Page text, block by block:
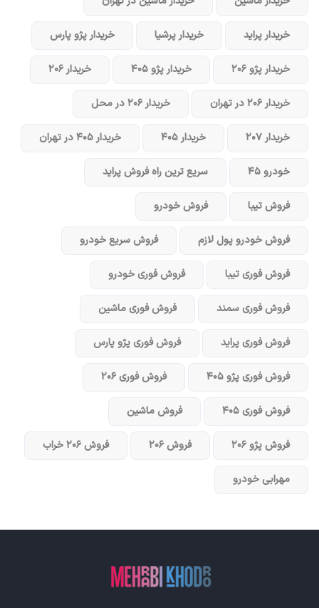
خریدار پراید خریدار پرشیا خریدار پژو پارس
خریدار پژو ۲۰۶ خریدار پژو ۴۰۵ خریدار ۲۰۶
خریدار ۲۰۶ در تهران خریدار ۲۰۶ در محل
خریدار ۲۰۷ خریدار ۴۰۵ خریدار ۴۰۵ در تهران
خودرو ۴۵ سریع ترین راه فروش پراید
فروش تیبا فروش خودرو
فروش خودرو پول لازم فروش سریع خودرو
فروش فوری تیبا فروش فوری خودرو
فروش فوری سمند فروش فوری ماشین
فروش فوری پراید فروش فوری پژو پارس
فروش فوری پژو ۴۰۵ فروش فوری ۲۰۶
فروش فوری ۴۰۵ فروش ماشین
فروش پژو ۲۰۶ فروش ۲۰۶ فروش ۲۰۶ خراب
مهرابی خودرو